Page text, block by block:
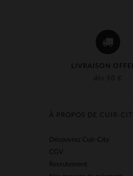
LIVRAISON
dès 50 €
À PROPOS DE CUIR-
Découvrez Cuir-City
CGV
Recrutement